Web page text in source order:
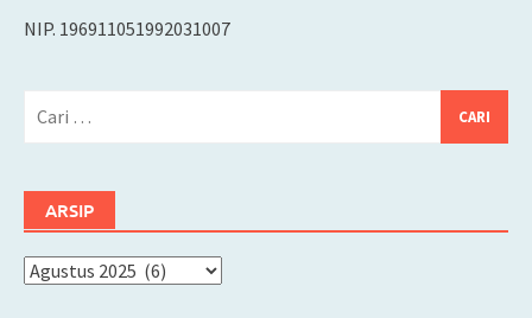
NIP. 196911051992031007
ARSIP
Arsip